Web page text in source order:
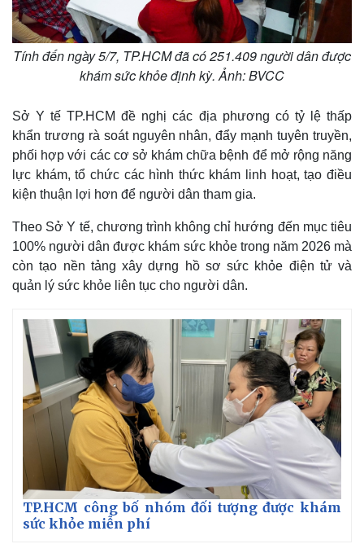
Thế giới
Quan sát
Cuộc sống đó đây
Hồ sơ
Multimedia
Video
Ảnh
E-Magazine
Tính đến ngày 5/7, TP.HCM đã có 251.409 người dân được
khám sức khỏe định kỳ. Ảnh: BVCC
Sở Y tế TP.HCM đề nghị các địa phương có tỷ lệ thấp
khẩn trương rà soát nguyên nhân, đẩy mạnh tuyên truyền,
phối hợp với các cơ sở khám chữa bệnh để mở rộng năng
lực khám, tổ chức các hình thức khám linh hoạt, tạo điều
kiện thuận lợi hơn để người dân tham gia.
Theo Sở Y tế, chương trình không chỉ hướng đến mục tiêu
100% người dân được khám sức khỏe trong năm 2026 mà
còn tạo nền tảng xây dựng hồ sơ sức khỏe điện tử và
quản lý sức khỏe liên tục cho người dân.
TP.HCM công bố nhóm đối tượng được khám
sức khỏe miễn phí